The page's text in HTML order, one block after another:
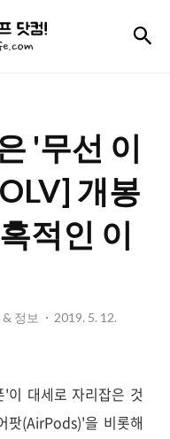
'무선 이
개봉
적인 이
정보
2019. 5. 12.
이 대세로 자리잡은 것
팟(AirPods)'을 비롯해